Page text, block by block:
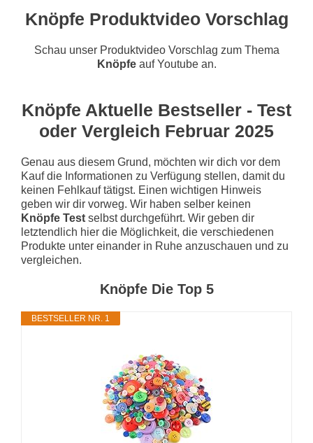
Knöpfe Produktvideo Vorschlag
Schau unser Produktvideo Vorschlag zum Thema
Knöpfeauf Youtube an.
Knöpfe Aktuelle Bestseller - Test
oder Vergleich Februar 2025
Genau aus diesem Grund, möchten wir dich vor dem
Kauf die Informationen zu Verfügung stellen, damit du
keinen Fehlkauf tätigst. Einen wichtigen Hinweis
geben wir dir vorweg. Wir haben selber keinen
Knöpfe Test selbst durchgeführt. Wir geben dir
letztendlich hier die Möglichkeit, die verschiedenen
Produkte unter einander in Ruhe anzuschauen und zu
vergleichen.
Knöpfe Die Top 5
BESTSELLER NR. 1